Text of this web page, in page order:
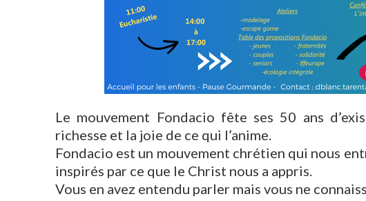
Le mouvement Fondacio fête ses 50 ans
richesse et la joie de ce qui l’anime.
Fondacio est un mouvement chrétien qui nous
inspirés par ce que le Christ nous a appris.
Vous en avez entendu parler mais vous ne